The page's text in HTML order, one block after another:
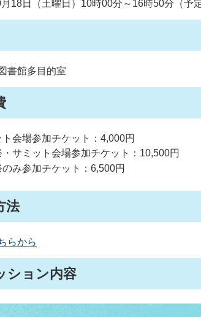
18日（土曜日）10時00分～16時50分（予定
書館多目的室
会場参加チケット：4,000円
サミット会場参加チケット：10,500円
み参加チケット：6,500円
法
らから
ション内容